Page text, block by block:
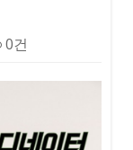
0건